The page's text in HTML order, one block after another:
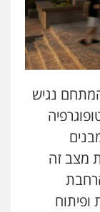
נגיש
מצב זה
ופיתוח
לבן
ביטוח